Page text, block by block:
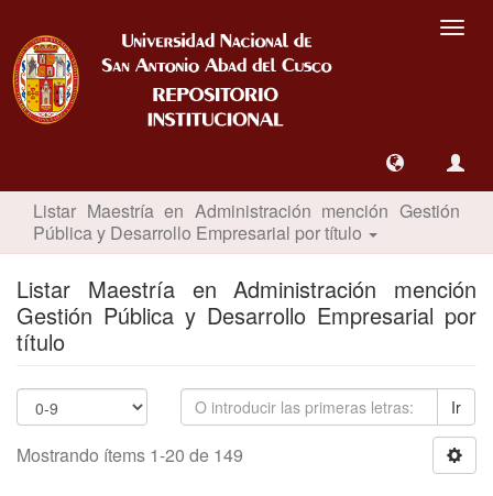
Listar Maestría en Administración mención Gestión
Pública y Desarrollo Empresarial por título
Listar Maestría en Administración mención
Gestión Pública y Desarrollo Empresarial por
título
Ir
Mostrando ítems 1-20 de 149